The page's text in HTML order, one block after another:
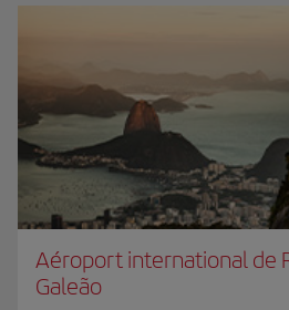
Aéroport international de
Galeão